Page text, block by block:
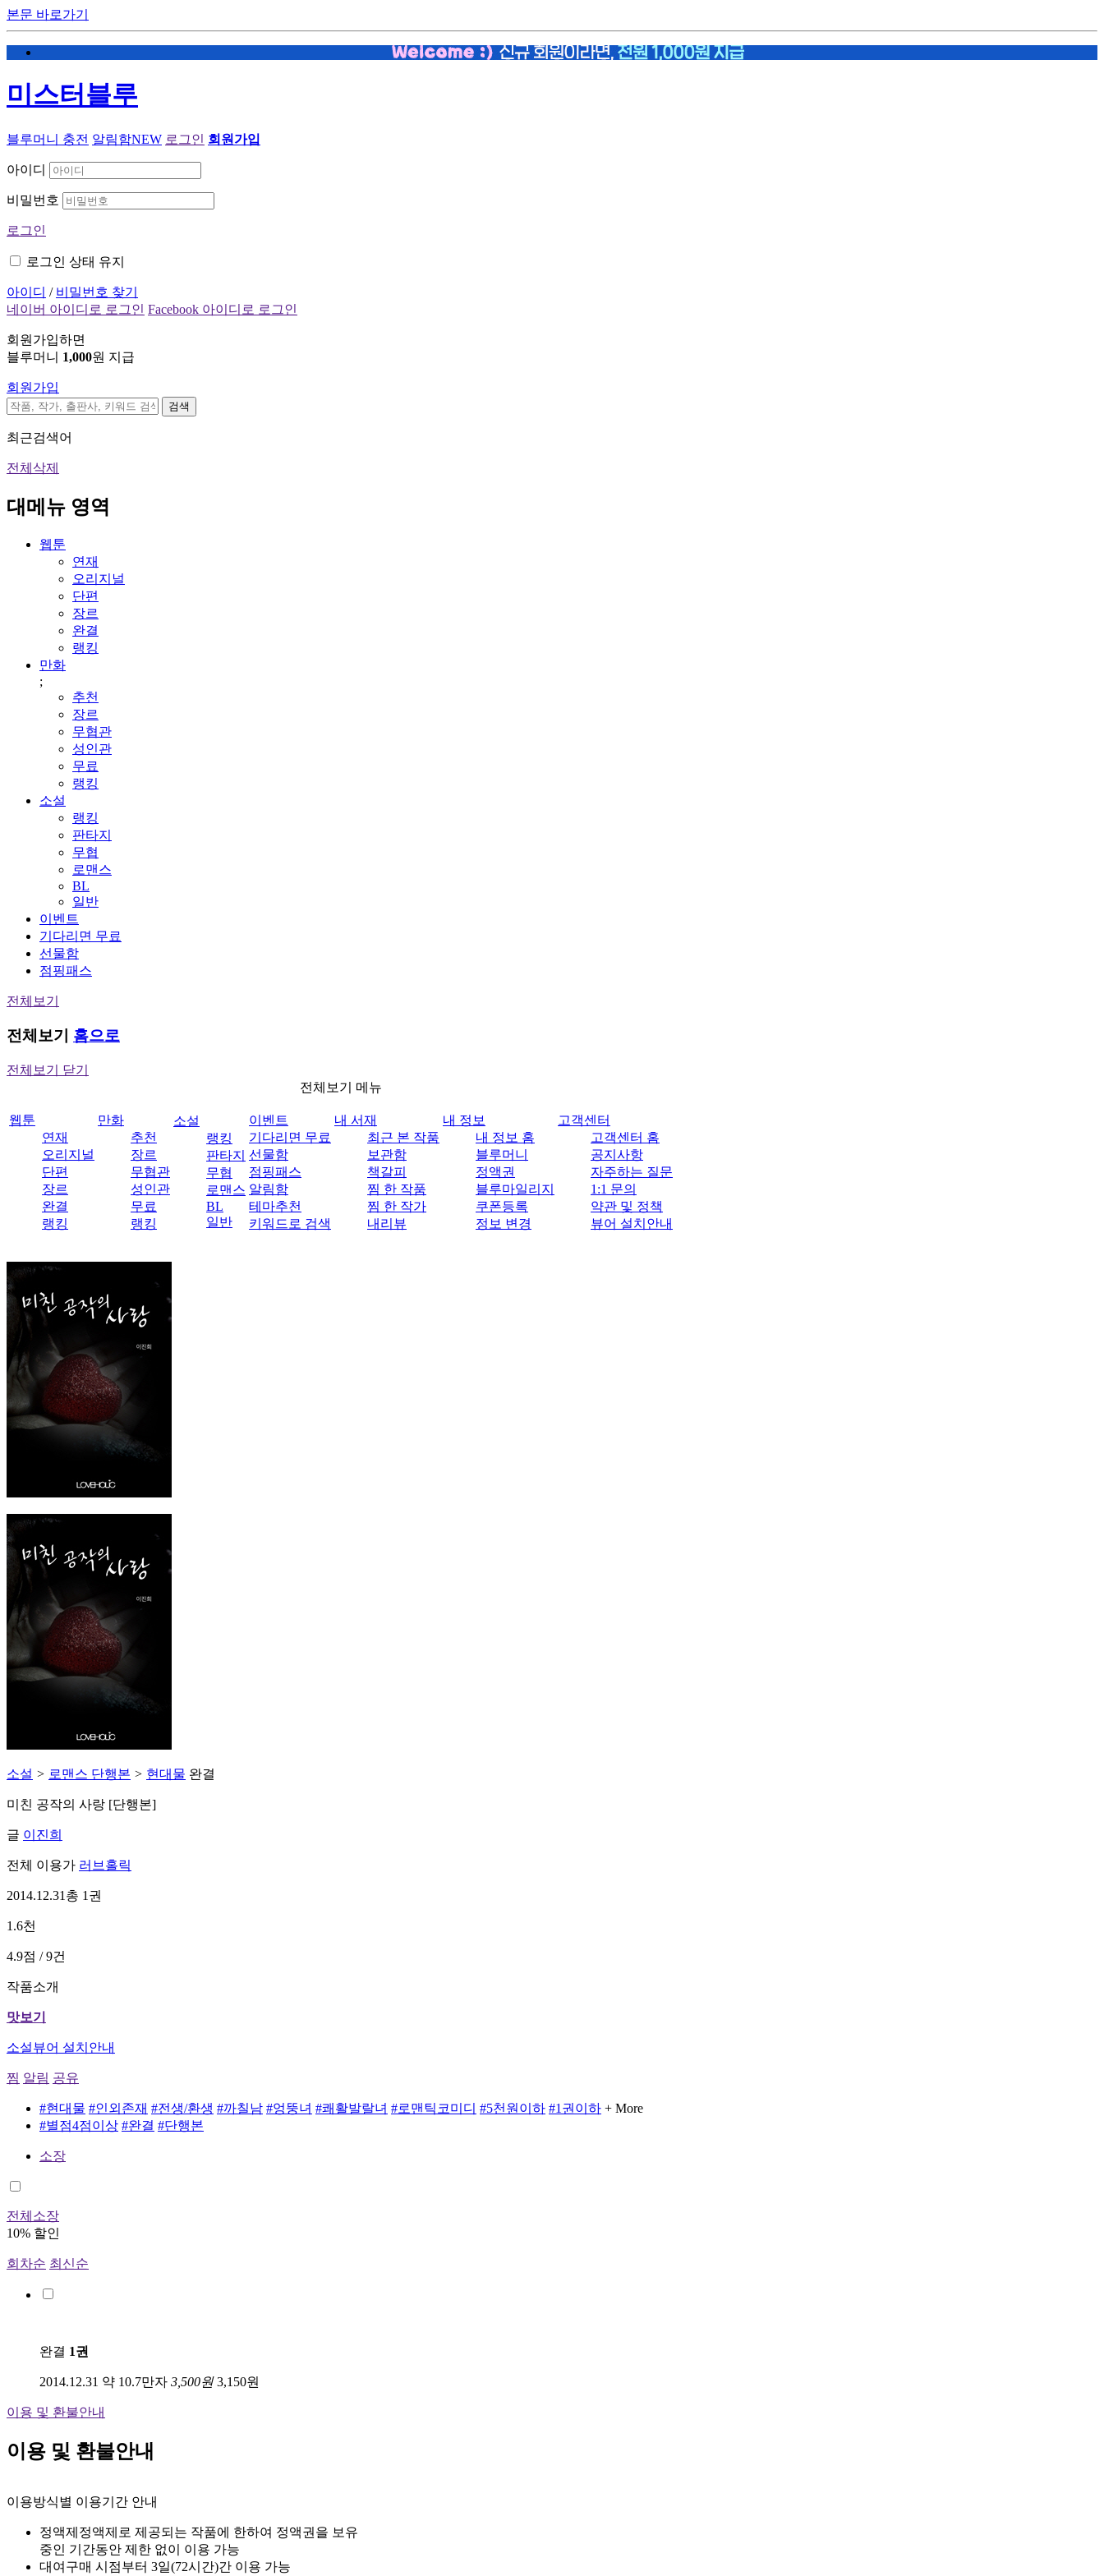
본문 바로가기
미스터블루
블루머니 충전 알림함NEW 로그인 회원가입
아이디
비밀번호
로그인
로그인 상태 유지
아이디 / 비밀번호 찾기
네이버 아이디로 로그인 Facebook 아이디로 로그인
회원가입하면
블루머니 1,000원 지급
회원가입
검색
최근검색어
전체삭제
대메뉴 영역
웹툰
연재
오리지널
단편
장르
완결
랭킹
만화
;
추천
장르
무협관
성인관
무료
랭킹
소설
랭킹
판타지
무협
로맨스
BL
일반
이벤트
기다리면 무료
선물함
점핑패스
전체보기
전체보기 홈으로
전체보기 닫기
전체보기 메뉴
웹툰
연재
오리지널
단편
장르
완결
랭킹
만화
추천
장르
무협관
성인관
무료
랭킹
소설
랭킹
판타지
무협
로맨스
BL
일반
이벤트
기다리면 무료
선물함
점핑패스
알림함
테마추천
키워드로 검색
내 서재
최근 본 작품
보관함
책갈피
찜 한 작품
찜 한 작가
내리뷰
내 정보
내 정보 홈
블루머니
정액권
블루마일리지
쿠폰등록
정보 변경
고객센터
고객센터 홈
공지사항
자주하는 질문
1:1 문의
약관 및 정책
뷰어 설치안내
소설 > 로맨스 단행본 > 현대물 완결
미친 공작의 사랑 [단행본]
글 이진희
전체 이용가 러브홀릭
2014.12.31 총 1권
1.6천
4.9점 / 9건
작품소개
맛보기
소설뷰어 설치안내
찜 알림 공유
#현대물 #인외존재 #전생/환생 #까칠남 #엉뚱녀 #쾌활발랄녀 #로맨틱코미디 #5천원이하 #1권이하 + More
#별점4점이상 #완결 #단행본
소장
전체소장
10% 할인
회차순 최신순
완결 1권
2014.12.31 약 10.7만자 3,500원 3,150원
이용 및 환불안내
이용 및 환불안내
이용방식별 이용기간 안내
정액제 정액제로 제공되는 작품에 한하여 정액권을 보유
중인 기간동안 제한 없이 이용 가능
대여 구매 시점부터 3일(72시간)간 이용 가능